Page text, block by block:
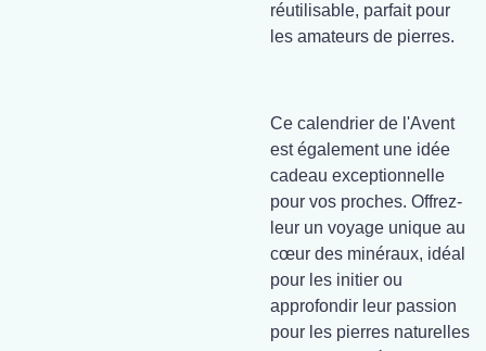
réutilisable, parfait pour
les amateurs de pierres.
Ce calendrier de l'Avent
est également une idée
cadeau exceptionnelle
pour vos proches. Offrez-
leur un voyage unique au
cœur des minéraux, idéal
pour les initier ou
approfondir leur passion
pour les pierres naturelles